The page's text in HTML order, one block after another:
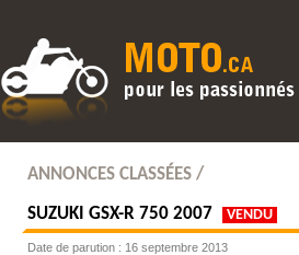
ANNONCES CLASSÉES /
SUZUKI GSX-R 750 2007 VENDU
Date de parution : 16 septembre 2013